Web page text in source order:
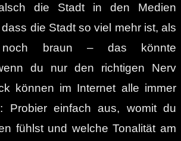
die Stadt in den Medien
die Stadt so viel mehr ist, als
braun – das könnte
du nur den richtigen Nerv
können im Internet alle immer
Probier einfach aus, womit du
fühlst und welche Tonalität am